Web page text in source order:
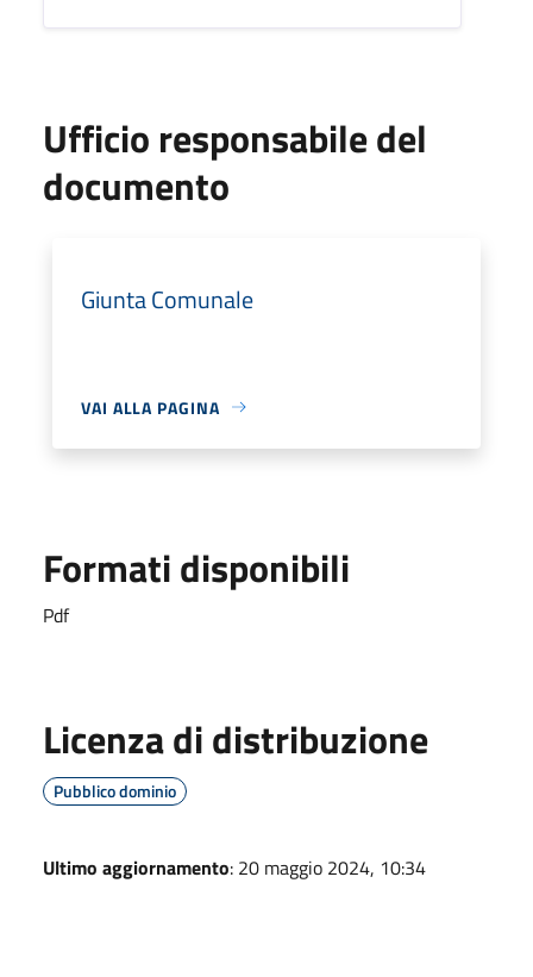
Ufficio responsabile del
documento
Giunta Comunale
VAI ALLA PAGINA
Formati disponibili
Pdf
Licenza di distribuzione
Pubblico dominio
Ultimo aggiornamento: 20 maggio 2024, 10:34